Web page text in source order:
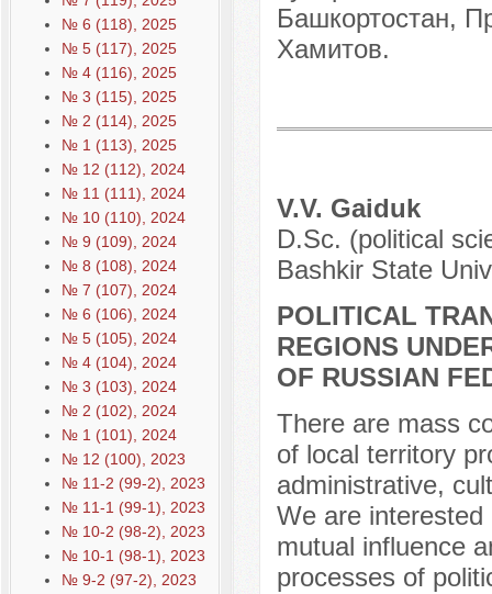
№ 6 (118), 2025
№ 5 (117), 2025
№ 4 (116), 2025
№ 3 (115), 2025
№ 2 (114), 2025
№ 1 (113), 2025
№ 12 (112), 2024
№ 11 (111), 2024
№ 10 (110), 2024
№ 9 (109), 2024
№ 8 (108), 2024
№ 7 (107), 2024
№ 6 (106), 2024
№ 5 (105), 2024
№ 4 (104), 2024
№ 3 (103), 2024
№ 2 (102), 2024
№ 1 (101), 2024
№ 12 (100), 2023
№ 11-2 (99-2), 2023
№ 11-1 (99-1), 2023
№ 10-2 (98-2), 2023
№ 10-1 (98-1), 2023
№ 9-2 (97-2), 2023
Башкортостан,
Хамитов.
V.V. Gaiduk
D.Sc. (political
Bashkir State
POLITICAL
REGIONS
OF RUSSIAN
There are mass
of local territory
administrative,
We are interested
mutual influence
processes of